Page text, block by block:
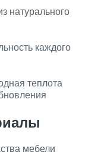
натурального
каждого
теплота
мебели